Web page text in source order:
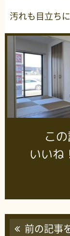
汚れも目立ち
こ
いいね
前の記事